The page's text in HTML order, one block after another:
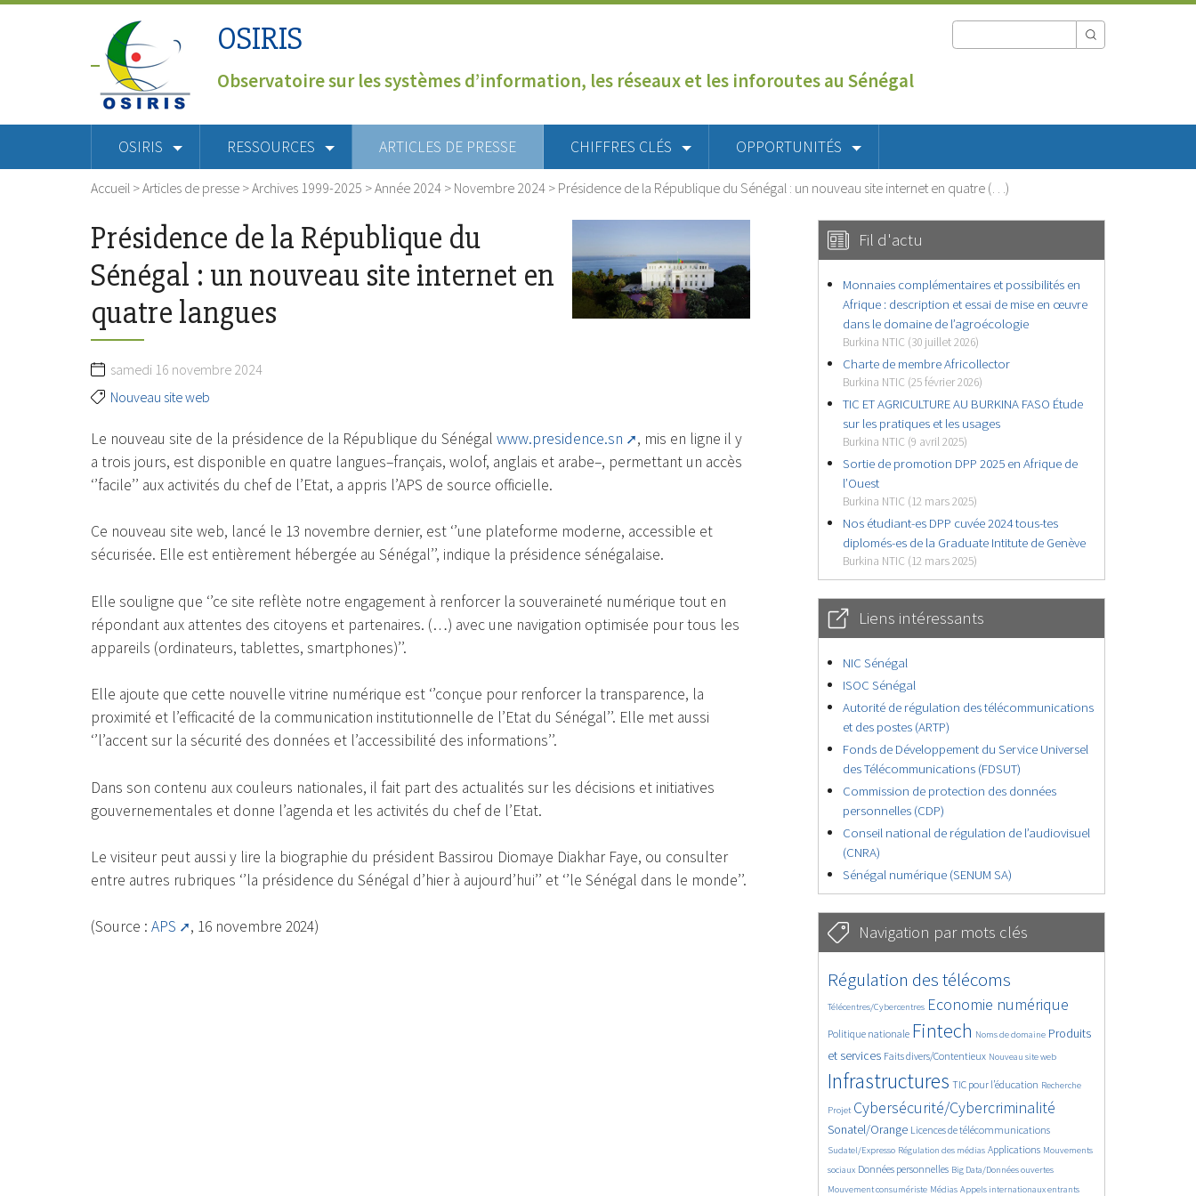
OSIRIS
Observatoire sur les systèmes d’information, les réseaux et les inforoutes au Sénégal
OSIRIS RESSOURCES ARTICLES DE PRESSE CHIFFRES CLÉS OPPORTUNITÉS
Accueil >Articles de presse >Archives 1999-2025 >Année 2024 > Novembre 2024 > Présidence de la République du Sénégal : un nouveau site internet en quatre (…)
Présidence de la République du
Sénégal : un nouveau site internet en
quatre langues
samedi 16 novembre 2024
Nouveau site web
Le nouveau site de la présidence de la République du Sénégal www.presidence.sn
, mis en ligne il y
a trois jours, est disponible en quatre langues–français, wolof, anglais et arabe–, permettant un accès
‘’facile’’ aux activités du chef de l’Etat, a appris l’APS de source officielle.
Ce nouveau site web, lancé le 13 novembre dernier, est ‘’une plateforme moderne, accessible et
sécurisée. Elle est entièrement hébergée au Sénégal’’, indique la présidence sénégalaise.
Elle souligne que ‘’ce site reflète notre engagement à renforcer la souveraineté numérique tout en
répondant aux attentes des citoyens et partenaires. (…) avec une navigation optimisée pour tous les
appareils (ordinateurs, tablettes, smartphones)’’.
Elle ajoute que cette nouvelle vitrine numérique est ‘’conçue pour renforcer la transparence, la
proximité et l’efficacité de la communication institutionnelle de l’Etat du Sénégal’’. Elle met aussi
‘’l’accent sur la sécurité des données et l’accessibilité des informations’’.
Dans son contenu aux couleurs nationales, il fait part des actualités sur les décisions et initiatives
gouvernementales et donne l’agenda et les activités du chef de l’Etat.
Le visiteur peut aussi y lire la biographie du président Bassirou Diomaye Diakhar Faye, ou consulter
entre autres rubriques ‘’la présidence du Sénégal d’hier à aujourd’hui’’ et ‘’le Sénégal dans le monde’’.
(Source : APS , 16 novembre 2024)
Fil d'actu
Monnaies complémentaires et possibilités en
Afrique : description et essai de mise en œuvre
dans le domaine de l’agroécologie
Burkina NTIC (30 juillet 2026)
Charte de membre Africollector
Burkina NTIC (25 février 2026)
TIC ET AGRICULTURE AU BURKINA FASO Étude
sur les pratiques et les usages
Burkina NTIC (9 avril 2025)
Sortie de promotion DPP 2025 en Afrique de
l’Ouest
Burkina NTIC (12 mars 2025)
Nos étudiant-es DPP cuvée 2024 tous-tes
diplomés-es de la Graduate Intitute de Genève
Burkina NTIC (12 mars 2025)
Liens intéressants
NIC Sénégal
ISOC Sénégal
Autorité de régulation des télécommunications
et des postes (ARTP)
Fonds de Développement du Service Universel
des Télécommunications (FDSUT)
Commission de protection des données
personnelles (CDP)
Conseil national de régulation de l’audiovisuel
(CNRA)
Sénégal numérique (SENUM SA)
Navigation par mots clés
4661/5766
Régulation des télécoms
364/5766
Télécentres/Cybercentres
3795/5766 Economie numérique
1879/5766
Politique nationale
5212/5766 Fintech
690/5766
Noms de domaine
2491/5766
Produits
et services
1623/5766 Faits divers/Contentieux
853/5766 Nouveau site web
5766/5766
Infrastructures
1837/5766
TIC pour l’éducation
206/5766
Recherche
247/5766
Projet
3663/5766Cybersécurité/Cybercriminalité
2337/5766
Sonatel/Orange
1631/5766 Licences de télécommunications
299/5766
Sudatel/Expresso
1019/5766 Régulation des médias
1533/5766 Applications
1239/5766
Mouvements
sociaux
1670/5766Données personnelles
148/5766 Big Data/Données ouvertes
626/5766
Mouvement consumériste
366/5766 Médias
751/5766 Appels internationaux entrants
1762/5766